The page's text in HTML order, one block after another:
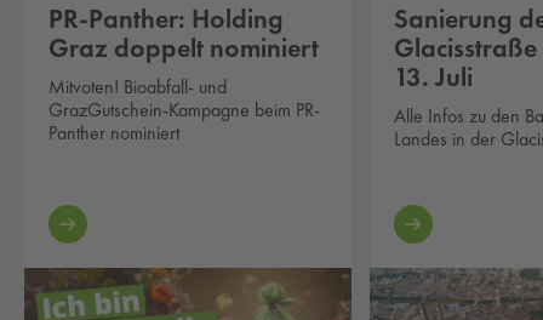
PR-Panther: Holding
Graz doppelt nominiert
Mitvoten! Bioabfall- und
GrazGutschein-Kampagne beim PR-
Panther nominiert
Sanierung
13. Juli
Alle Infos zu den
Landes in der